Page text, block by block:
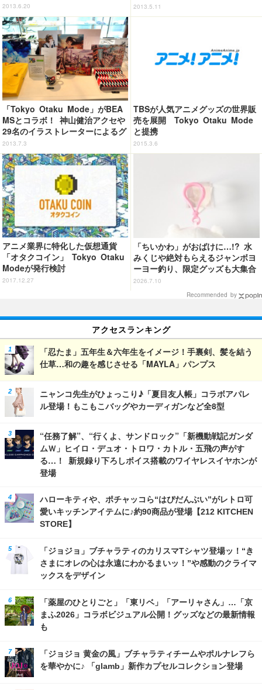
2013.6.20 2013.5.11
「Tokyo Otaku Mode」がBEA
MSとコラボ！ 神山健治アクセや
29名のイラストレーターによるグ
ッズ展開
2013.7.3
TBSが人気アニメグッズの世界販
売を展開 Tokyo Otaku Mode
と提携
2015.3.6
アニメ業界に特化した仮想通貨
「オタクコイン」 Tokyo Otaku
Modeが発行検討
2017.12.27
「ちいかわ」がおばけに…!? 水
みくじや絶対もらえるジャンボヨ
ーヨー釣り、限定グッズも大集合
☆ フジテレビの夏イベ「お台場
2026.7.10
Recommended by
アクセスランキング
「忍たま」五年生＆六年生をイメージ！手裏剣、髪を結う
仕草…和の趣を感じさせる「MAYLA」パンプス
ニャンコ先生がひょっこり♪「夏目友人帳」コラボアパレ
ル登場！もこもこバッグやカーディガンなど全8型
“任務了解”、“行くよ、サンドロック”「新機動戦記ガンダ
ムＷ」ヒイロ・デュオ・トロワ・カトル・五飛の声がす
る…！ 新規録り下ろしボイス搭載のワイヤレスイヤホンが
登場
ハローキティや、ポチャッコら“はぴだんぶい”がレトロ可
愛いキッチンアイテムに♪約90商品が登場【212 KITCHEN
STORE】
「ジョジョ」ブチャラティのカリスマTシャツ登場ッ！“き
さまにオレの心は永遠にわかるまいッ！”や感動のクライマ
ックスをデザイン
「薬屋のひとりごと」「東リベ」「アーリャさん」…「京
まふ2026」コラボビジュアル公開！グッズなどの最新情報
も
「ジョジョ 黄金の風」ブチャラティチームやポルナレフら
を華やかに♪ 「glamb」新作カプセルコレクション登場